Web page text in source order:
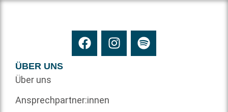
ÜBER UNS
Über uns
Ansprechpartner:innen